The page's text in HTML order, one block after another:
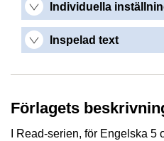
Individuella
Inspelad text
Förlagets
I Read-serien, för Engelska